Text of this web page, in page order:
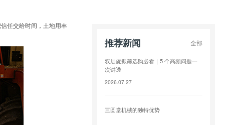
任交给时间，土地用丰
推荐新闻 全部
双层旋振筛选购必看｜5 个高频问题一
次讲透
2026.07.27
三圆堂机械的独特优势